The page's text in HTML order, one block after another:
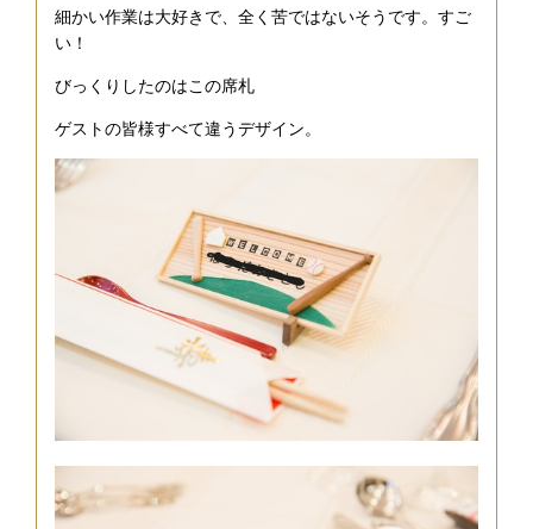
細かい作業は大好きで、全く苦ではないそうです。すご
い！
びっくりしたのはこの席札
ゲストの皆様すべて違うデザイン。